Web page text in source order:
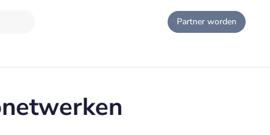
Partner worden